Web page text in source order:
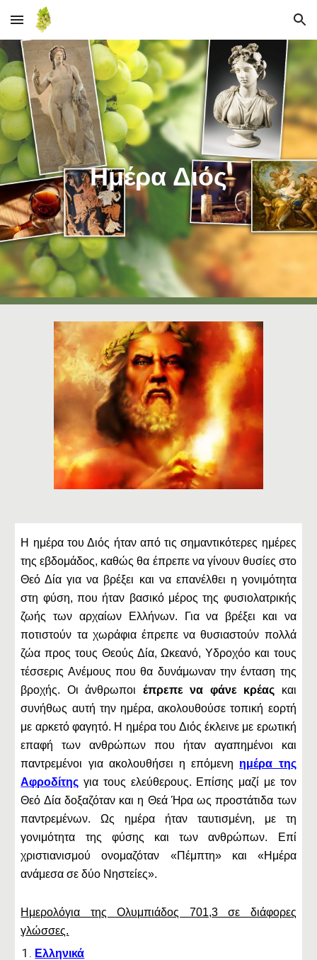
Skip to main content Skip to navigation
Ημέρα Διός
Η ημέρα του Διός ήταν από τις σημαντικότερες ημέρες
της εβδομάδος, καθώς θα έπρεπε να γίνουν θυσίες στο
Θεό Δία για να βρέξει και να επανέλθει η γονιμότητα
στη φύση, που ήταν βασικό μέρος της φυσιολατρικής
ζωής των αρχαίων Ελλήνων. Για να βρέξει και να
ποτιστούν τα χωράφια έπρεπε να θυσιαστούν πολλά
ζώα προς τους Θεούς Δία, Ωκεανό, Υδροχόο και τους
τέσσερις Ανέμους που θα δυνάμωναν την ένταση της
βροχής. Οι άνθρωποι έπρεπε να φάνε κρέας και
συνήθως αυτή την ημέρα, ακολουθούσε τοπική εορτή
με αρκετό φαγητό. Η ημέρα του Διός έκλεινε με ερωτική
επαφή των ανθρώπων που ήταν αγαπημένοι και
παντρεμένοι για ακολουθήσει η επόμενη ημέρα της
Αφροδίτης για τους ελεύθερους. Επίσης μαζί με τον
Θεό Δία δοξαζόταν και η Θεά Ήρα ως προστάτιδα των
παντρεμένων. Ως ημέρα ήταν ταυτισμένη, με τη
γονιμότητα της φύσης και των ανθρώπων. Επί
χριστιανισμού ονομαζόταν «Πέμπτη» και «Ημέρα
ανάμεσα σε δύο Νηστείες».
Ημερολόγια της Ολυμπιάδος 701,3 σε διάφορες
γλώσσες.
Ελληνικά